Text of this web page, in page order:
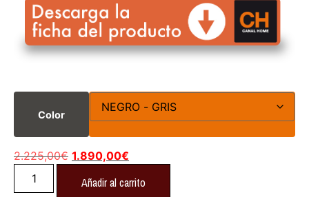
Color
2.225,00€ 1.890,00€
Añadir al carrito